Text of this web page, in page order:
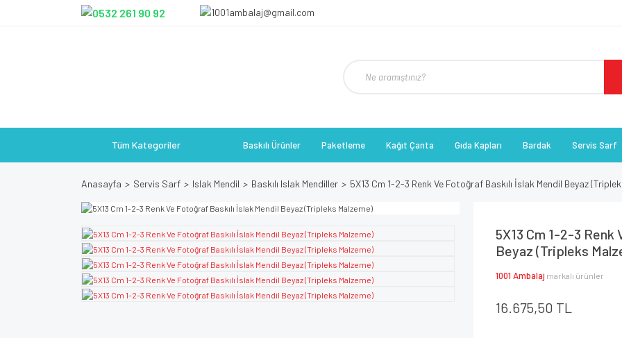
Tüm Kategoriler Baskılı Ürünler Paketleme Kağıt Çanta Gıda Kapları Bardak Servis Sarf
Anasayfa Servis Sarf Islak Mendil Baskılı Islak Mendiller 5X13 Cm 1-2-3 Renk Ve Fotoğraf Baskılı İslak Mendil Beyaz
5X13 Cm 1-2-3 Renk
Beyaz (Tripleks
1001 Ambalaj markalı ürünler
16.675,50 TL